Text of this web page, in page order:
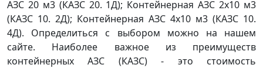
АЗС 20 м3 (КАЗС 20. 1Д); Контейнерная АЗС 2х10 м3
(КАЗС 10. 2Д); Контейнерная АЗС 4х10 м3 (КАЗС 10.
4Д). Определиться с выбором можно на нашем
сайте. Наиболее важное из преимуществ
контейнерных АЗС (КАЗС) - это стоимость